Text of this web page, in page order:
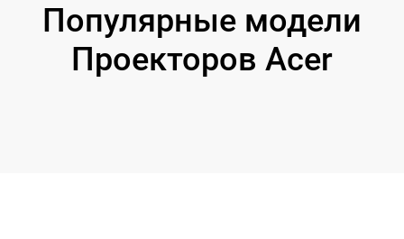
Популярные модели
Проекторов Acer